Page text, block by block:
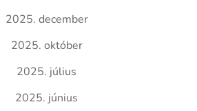
2025. december
2025. október
2025. július
2025. június